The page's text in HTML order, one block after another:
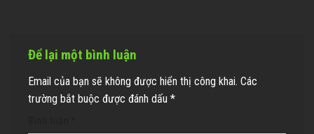
Để lại một bình luận
Email của bạn sẽ không được hiển thị công khai. Các
trường bắt buộc được đánh dấu *